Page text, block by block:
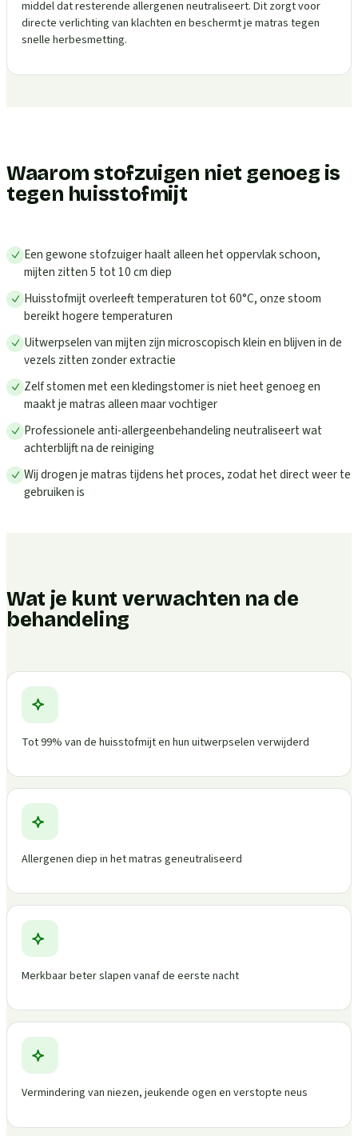
middel dat resterende allergenen neutraliseert. Dit zorgt voor
directe verlichting van klachten en beschermt je matras tegen
snelle herbesmetting.
Waarom stofzuigen niet genoeg is
tegen huisstofmijt
Een gewone stofzuiger haalt alleen het oppervlak schoon,
mijten zitten 5 tot 10 cm diep
Huisstofmijt overleeft temperaturen tot 60°C, onze stoom
bereikt hogere temperaturen
Uitwerpselen van mijten zijn microscopisch klein en blijven in de
vezels zitten zonder extractie
Zelf stomen met een kledingstomer is niet heet genoeg en
maakt je matras alleen maar vochtiger
Professionele anti-allergeenbehandeling neutraliseert wat
achterblijft na de reiniging
Wij drogen je matras tijdens het proces, zodat het direct weer te
gebruiken is
Wat je kunt verwachten na de
behandeling
Tot 99% van de huisstofmijt en hun uitwerpselen verwijderd
Allergenen diep in het matras geneutraliseerd
Merkbaar beter slapen vanaf de eerste nacht
Vermindering van niezen, jeukende ogen en verstopte neus